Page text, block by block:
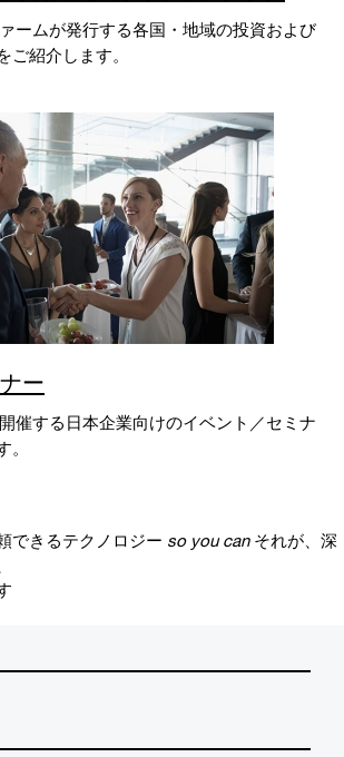
ームが発行する各国・地域の投資および
ご紹介します。
ー
催する日本企業向けのイベント／セミナ
。
できるテクノロジー so you can それが、深